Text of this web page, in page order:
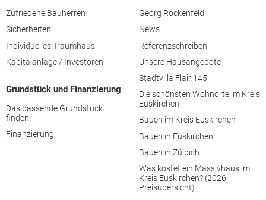
Zufriedene Bauherren
Sicherheiten
Individuelles Traumhaus
Kapitalanlage / Investoren
Grundstück und Finanzierung
Das passende Grundstück
finden
Finanzierung
Georg Rockenfeld
News
Referenzschreiben
Unsere Hausangebote
Stadtvilla Flair 145
Die schönsten Wohnorte im Kreis
Euskirchen
Bauen im Kreis Euskirchen
Bauen in Euskirchen
Bauen in Zülpich
Was kostet ein Massivhaus im
Kreis Euskirchen? (2026
Preisübersicht)